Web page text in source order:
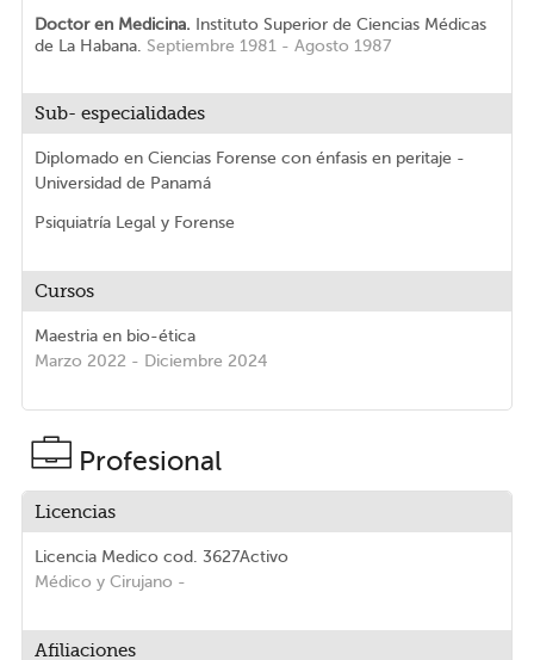
Doctor en Medicina.
Instituto Superior de Ciencias Médicas
de La Habana. Septiembre 1981 - Agosto 1987
Sub- especialidades
Diplomado en Ciencias Forense con énfasis en peritaje -
Universidad de Panamá
Psiquiatría Legal y Forense
Cursos
Maestria en bio-ética
Marzo 2022 - Diciembre 2024
Profesional
Licencias
Licencia Medico cod. 3627Activo
Médico y Cirujano -
Afiliaciones